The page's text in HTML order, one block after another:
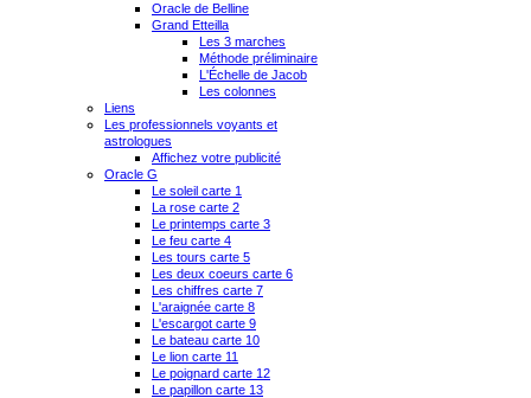
Oracle de Belline
Grand Etteilla
Les 3 marches
Méthode préliminaire
L'Échelle de Jacob
Les colonnes
Liens
Les professionnels voyants et
astrologues
Affichez votre publicité
Oracle G
Le soleil carte 1
La rose carte 2
Le printemps carte 3
Le feu carte 4
Les tours carte 5
Les deux coeurs carte 6
Les chiffres carte 7
L'araignée carte 8
L'escargot carte 9
Le bateau carte 10
Le lion carte 11
Le poignard carte 12
Le papillon carte 13